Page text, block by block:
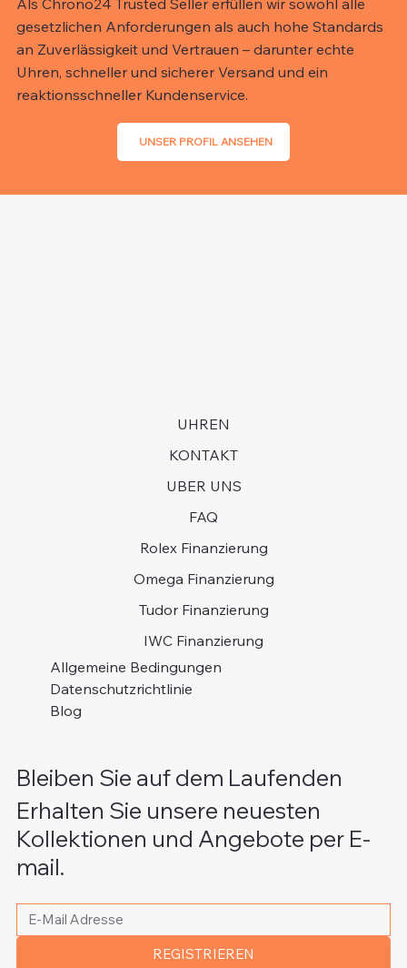
Als Chrono24 Trusted Seller erfüllen wir sowohl alle
gesetzlichen Anforderungen als auch hohe Standards
an Zuverlässigkeit und Vertrauen – darunter echte
Uhren, schneller und sicherer Versand und ein
reaktionsschneller Kundenservice.
UNSER PROFIL ANSEHEN
UHREN
KONTAKT
UBER UNS
FAQ
Rolex Finanzierung
Omega Finanzierung
Tudor Finanzierung
IWC Finanzierung
Allgemeine Bedingungen
Datenschutzrichtlinie
Blog
Bleiben Sie auf dem Laufenden
Erhalten Sie unsere neuesten
Kollektionen und Angebote per E-
mail.
REGISTRIEREN